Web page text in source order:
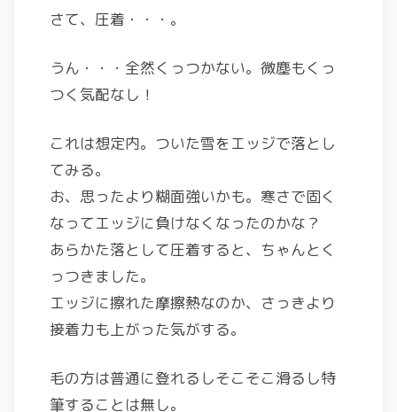
さて、圧着・・・。
うん・・・全然くっつかない。微塵もくっ
つく気配なし！
これは想定内。ついた雪をエッジで落とし
てみる。
お、思ったより糊面強いかも。寒さで固く
なってエッジに負けなくなったのかな？
あらかた落として圧着すると、ちゃんとく
っつきました。
エッジに擦れた摩擦熱なのか、さっきより
接着力も上がった気がする。
毛の方は普通に登れるしそこそこ滑るし特
筆することは無し。